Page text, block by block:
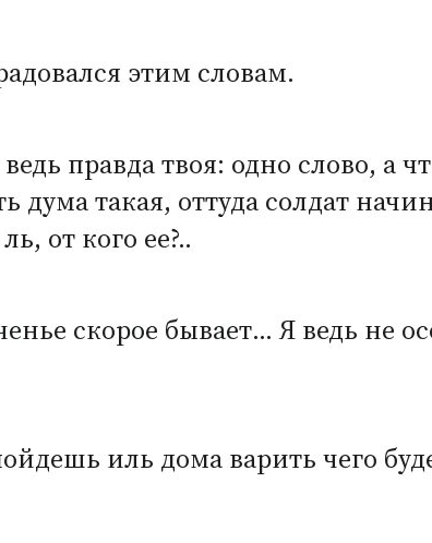
этим словам.
правда твоя: одно слово, а
дума такая, оттуда солдат
от кого ее?..
скорое бывает… Я ведь не
иль дома варить чего